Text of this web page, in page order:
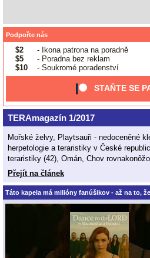
Podpořte nás
$2
- Ikona patrona na poradně
$5
- Poradna bez reklam
$10
- Soukromé poradenství
STAŇTE SE
TERAmagazín 1/2017
Mořské želvy, Playtsauři - nedoceněné
herpetologie a teraristiky v České
teraristiky (42), Omán, Chov
Přejít na článek
Táto kapela má milióny fanúšikov - až na to,